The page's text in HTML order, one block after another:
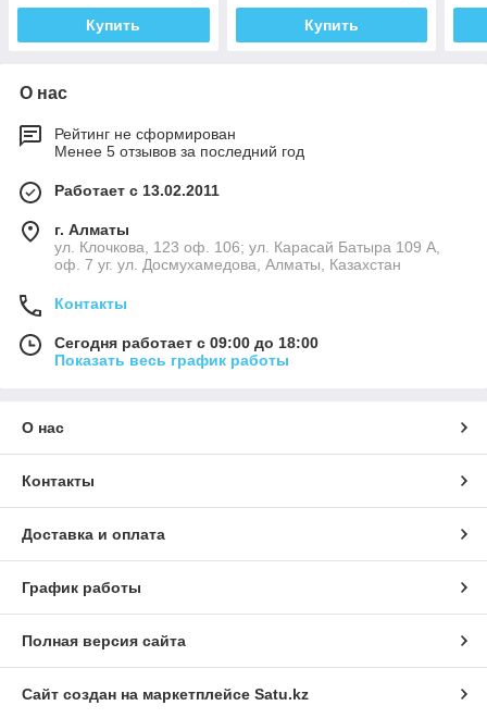
Купить Купить
О нас
Рейтинг не сформирован
Менее 5 отзывов за последний год
Работает с 13.02.2011
г. Алматы
ул. Клочкова, 123 оф. 106; ул. Карасай Батыра 109 А,
оф. 7 уг. ул. Досмухамедова, Алматы, Казахстан
Контакты
Сегодня работает с 09:00 до 18:00
Показать весь график работы
О нас
Контакты
Доставка и оплата
График работы
Полная версия сайта
Сайт создан на маркетплейсе Satu.kz